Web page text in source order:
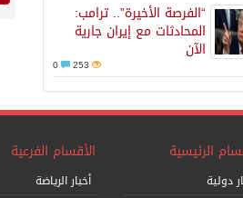
“الفرصة الأخيرة”.. ترامب:
المحادثات مع إيران جارية
الآن
253
الرئيسية
دولية
الأقسام الفرعية
أخبار الرياضة